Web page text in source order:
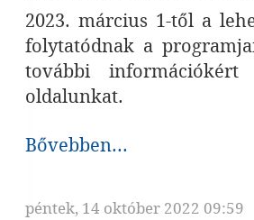
2023. március 1-től a
folytatódnak a
további
oldalunkat.
Bővebben...
péntek, 14 október 2022 09:59